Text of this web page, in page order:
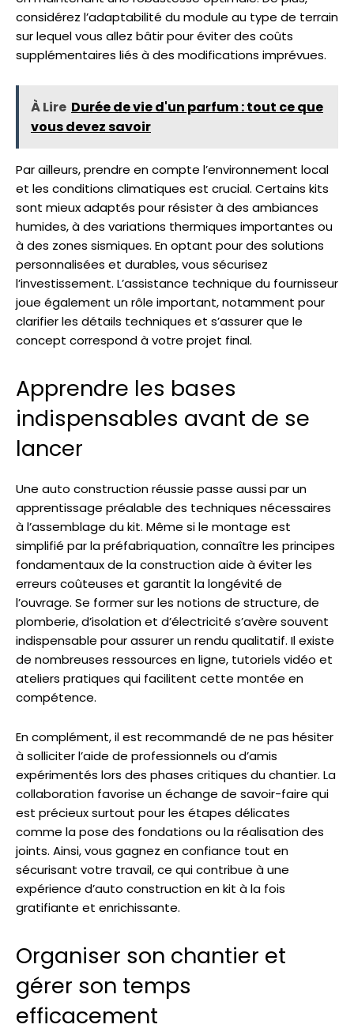
considérez l’adaptabilité du module au type de terrain
sur lequel vous allez bâtir pour éviter des coûts
supplémentaires liés à des modifications imprévues.
À Lire Durée de vie d'un parfum : tout ce que
vous devez savoir
Par ailleurs, prendre en compte l’environnement local
et les conditions climatiques est crucial. Certains kits
sont mieux adaptés pour résister à des ambiances
humides, à des variations thermiques importantes ou
à des zones sismiques. En optant pour des solutions
personnalisées et durables, vous sécurisez
l’investissement. L’assistance technique du fournisseur
joue également un rôle important, notamment pour
clarifier les détails techniques et s’assurer que le
concept correspond à votre projet final.
Apprendre les bases
indispensables avant de se
lancer
Une auto construction réussie passe aussi par un
apprentissage préalable des techniques nécessaires
à l’assemblage du kit. Même si le montage est
simplifié par la préfabriquation, connaître les principes
fondamentaux de la construction aide à éviter les
erreurs coûteuses et garantit la longévité de
l’ouvrage. Se former sur les notions de structure, de
plomberie, d’isolation et d’électricité s’avère souvent
indispensable pour assurer un rendu qualitatif. Il existe
de nombreuses ressources en ligne, tutoriels vidéo et
ateliers pratiques qui facilitent cette montée en
compétence.
En complément, il est recommandé de ne pas hésiter
à solliciter l’aide de professionnels ou d’amis
expérimentés lors des phases critiques du chantier. La
collaboration favorise un échange de savoir-faire qui
est précieux surtout pour les étapes délicates
comme la pose des fondations ou la réalisation des
joints. Ainsi, vous gagnez en confiance tout en
sécurisant votre travail, ce qui contribue à une
expérience d’auto construction en kit à la fois
gratifiante et enrichissante.
Organiser son chantier et
gérer son temps
efficacement